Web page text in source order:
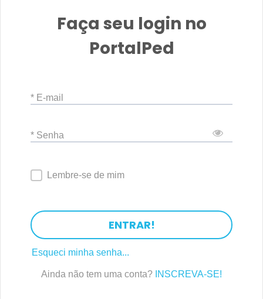
Faça seu login no
PortalPed
* E-mail
* Senha
Lembre-se de mim
ENTRAR!
Esqueci minha senha...
Ainda não tem uma conta? INSCREVA-SE!